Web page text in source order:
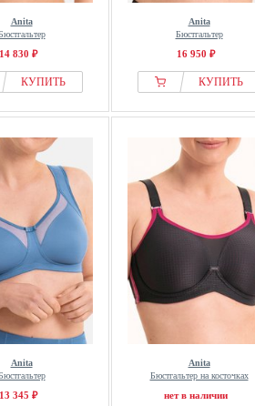
Anita
14 830 ₽
КУПИТЬ
Anita
Бюстгальтер
16 950 ₽
КУПИТЬ
Anita
13 345 ₽
Anita
Бюстгальтер на косточках
нет в наличии